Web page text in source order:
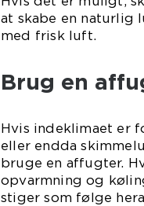
at skabe en naturlig
med frisk luft.
Brug en
Hvis indeklimaet er
eller endda
bruge en affugter.
opvarmning og
stiger som følge